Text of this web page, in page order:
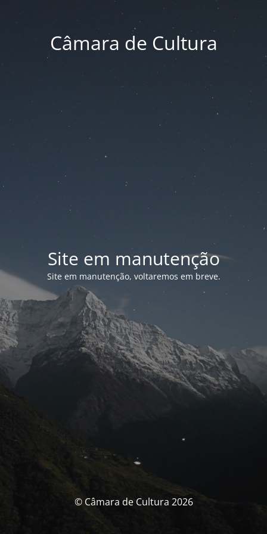
Câmara de Cultura
Site em manutenção
Site em manutenção, voltaremos em breve.
© Câmara de Cultura 2026